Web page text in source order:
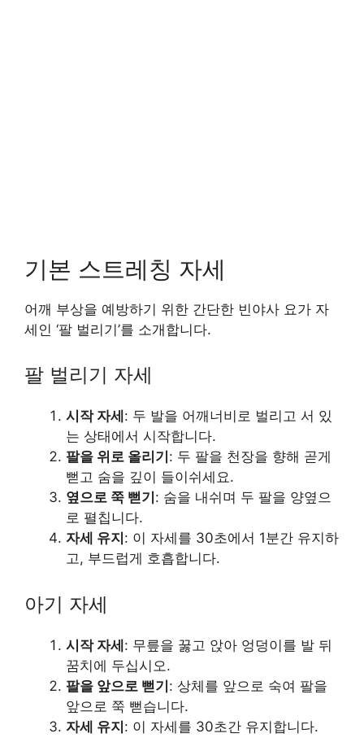
기본 스트레칭 자세
어깨 부상을 예방하기 위한 간단한 빈야사 요가 자
세인 ‘팔 벌리기’를 소개합니다.
팔 벌리기 자세
시작 자세 : 두 발을 어깨너비로 벌리고 서 있
는 상태에서 시작합니다.
팔을 위로 올리기 : 두 팔을 천장을 향해 곧게
뻗고 숨을 깊이 들이쉬세요.
옆으로 쭉 뻗기 : 숨을 내쉬며 두 팔을 양옆으
로 펼칩니다.
자세 유지 : 이 자세를 30초에서 1분간 유지하
고, 부드럽게 호흡합니다.
아기 자세
시작 자세: 무릎을 꿇고 앉아 엉덩이를 발 뒤
꿈치에 두십시오.
팔을 앞으로 뻗기: 상체를 앞으로 숙여 팔을
앞으로 쭉 뻗습니다.
자세 유지: 이 자세를 30초간 유지합니다.